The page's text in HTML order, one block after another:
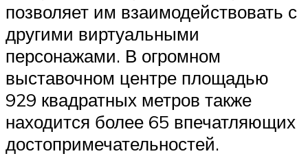
позволяет им взаимодействовать с
другими виртуальными
персонажами. В огромном
выставочном центре площадью
929 квадратных метров также
находится более 65 впечатляющих
достопримечательностей.